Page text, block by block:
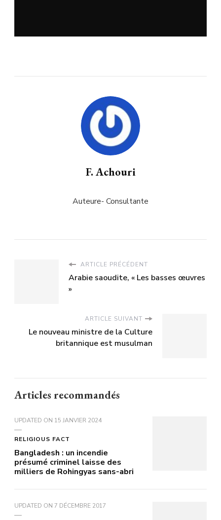
F. Achouri
Auteure- Consultante
ARTICLE PRÉCÉDENT
Arabie saoudite, « Les basses œuvres
»
ARTICLE SUIVANT
Le nouveau ministre de la Culture
britannique est musulman
Articles recommandés
UPDATED ON 15 JANVIER 2024
RELIGIOUS FACT
Bangladesh : un incendie
présumé criminel laisse des
milliers de Rohingyas sans-abri
UPDATED ON 7 DÉCEMBRE 2017